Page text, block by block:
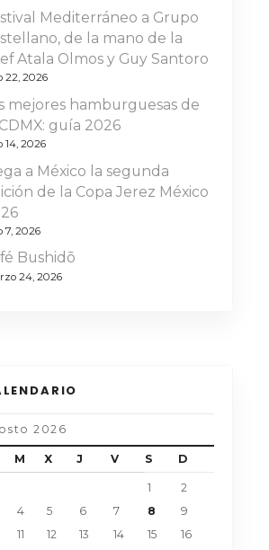
Mediterráneo a Grupo
de la mano de la
Atala Olmos y Guy Santoro
22, 2026
mejores hamburguesas de
CDMX: guía 2026
14, 2026
a México la segunda
de la Copa Jerez México
7, 2026
Bushidō
24, 2026
2026
M X J V S D
1
2
4 5 6 7 8
9
11 12 13 14 15
16